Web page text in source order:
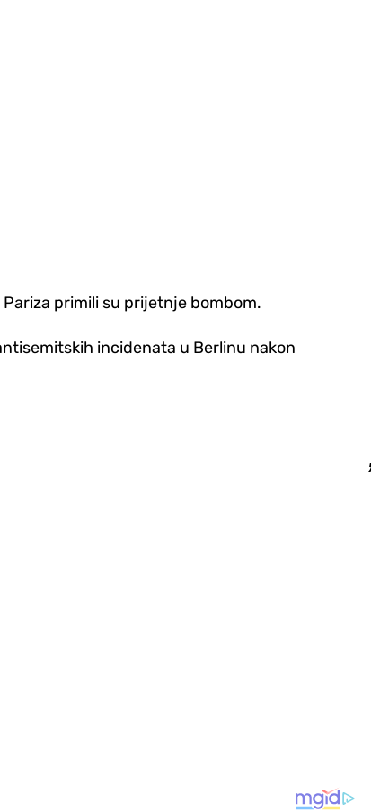
Pariza primili su prijetnje bombom.
incidenata u Berlinu nakon